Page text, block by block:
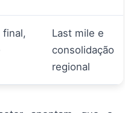
final,
Last mile e
consolidação
regional